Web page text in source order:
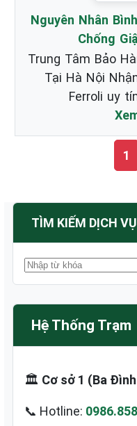
Nguyên Nhân
Chống
Trung Tâm Bảo
Tại Hà Nội
Ferroli uy
1
TÌM KIẾM DỊCH VỤ
Hệ Thống Trạm
🏛️ Cơ sở 1 (Ba
📞 Hotline: